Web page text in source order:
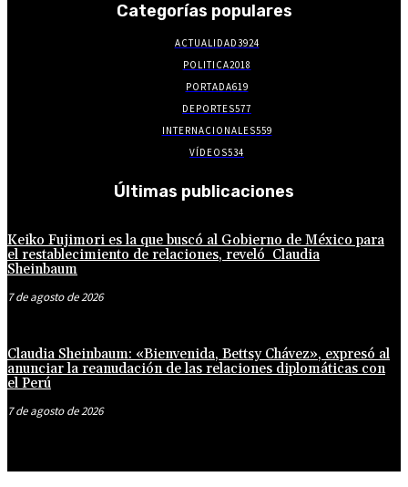
Categorías populares
ACTUALIDAD3924
POLITICA2018
PORTADA619
DEPORTES577
INTERNACIONALES559
VÍDEOS534
Últimas publicaciones
Keiko Fujimori es la que buscó al Gobierno de México para
el restablecimiento de relaciones, reveló Claudia
Sheinbaum
7 de agosto de 2026
Claudia Sheinbaum: «Bienvenida, Bettsy Chávez», expresó al
anunciar la reanudación de las relaciones diplomáticas con
el Perú
7 de agosto de 2026